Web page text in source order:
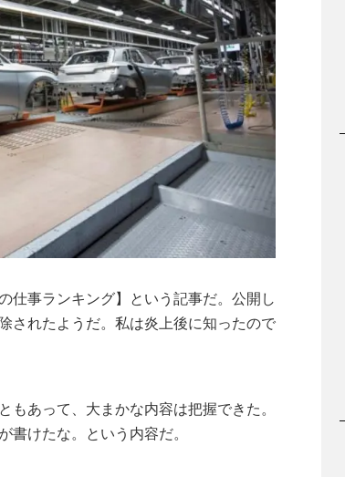
仕事ランキング】という記事だ。公開し
されたようだ。私は炎上後に知ったので
あって、大まかな内容は把握できた。
けたな。という内容だ。